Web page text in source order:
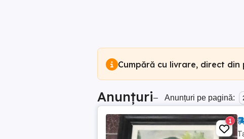
Cumpără cu livrare, direct din
Anunțuri– Anunțuri pe pagină:
1